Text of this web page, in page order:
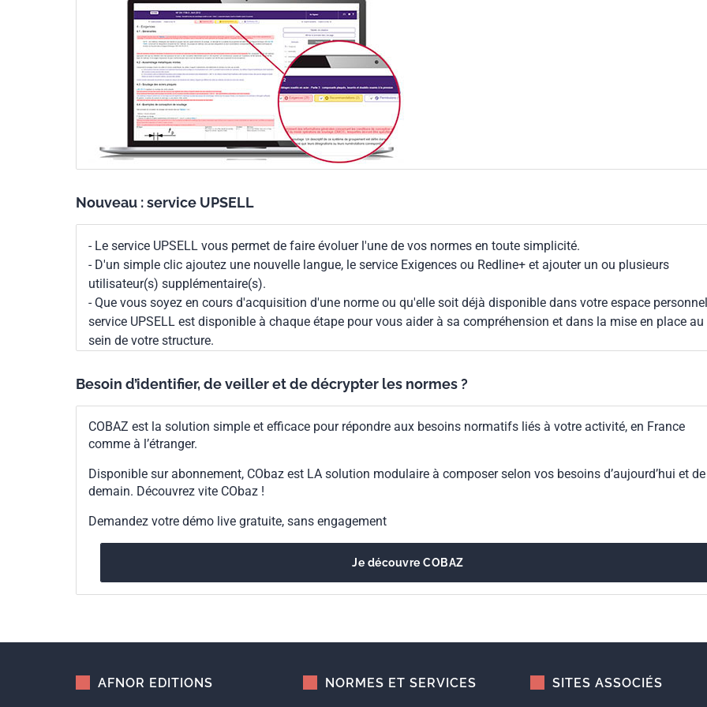
Nouveau : service UPSELL
- Le service UPSELL vous permet de faire évoluer l'une de vos normes en toute simplicité.
- D'un simple clic ajoutez une nouvelle langue, le service Exigences ou Redline+ et ajouter un ou plusieurs
utilisateur(s) supplémentaire(s).
- Que vous soyez en cours d'acquisition d'une norme ou qu'elle soit déjà disponible dans votre espace
service UPSELL est disponible à chaque étape pour vous aider à sa compréhension et dans la mise en place au
sein de votre structure.
Besoin d’identifier, de veiller et de décrypter les normes ?
COBAZ est la solution simple et efficace pour répondre aux besoins normatifs liés à votre activité, en France
comme à l’étranger.
Disponible sur abonnement, CObaz est LA solution modulaire à composer selon vos besoins d’aujourd’hui et de
demain. Découvrez vite CObaz !
Demandez votre démo live gratuite, sans engagement
Je découvre COBAZ
AFNOR EDITIONS NORMES ET SERVICES SITES ASSOCIÉS